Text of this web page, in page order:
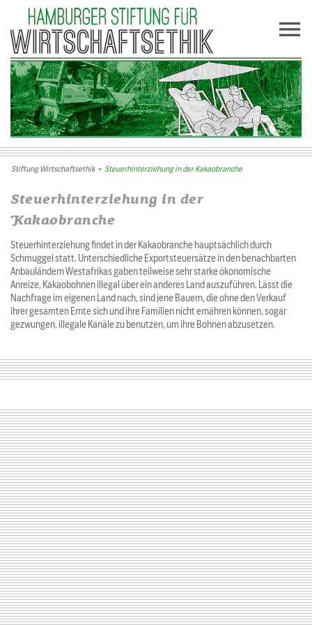
Stiftung Wirtschaftsethik> Steuerhinterziehung in der Kakaobranche
Steuerhinterziehung in der
Kakaobranche
Steuerhinterziehung findet in der Kakaobranche hauptsächlich durch
Schmuggel statt. Unterschiedliche Exportsteuersätze in den benachbarten
Anbauländern Westafrikas gaben teilweise sehr starke ökonomische
Anreize, Kakaobohnen illegal über ein anderes Land auszuführen. Lässt die
Nachfrage im eigenen Land nach, sind jene Bauern, die ohne den Verkauf
ihrer gesamten Ernte sich und ihre Familien nicht ernähren können, sogar
gezwungen, illegale Kanäle zu benutzen, um ihre Bohnen abzusetzen.